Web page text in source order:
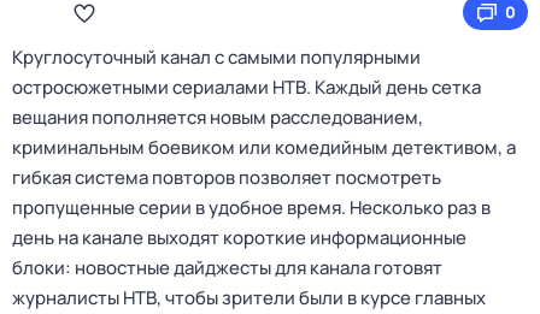
0
Круглосуточный канал с самыми популярными
остросюжетными сериалами НТВ. Каждый день сетка
вещания пополняется новым расследованием,
криминальным боевиком или комедийным детективом, а
гибкая система повторов позволяет посмотреть
пропущенные серии в удобное время. Несколько раз в
день на канале выходят короткие информационные
блоки: новостные дайджесты для канала готовят
журналисты НТВ, чтобы зрители были в курсе главных